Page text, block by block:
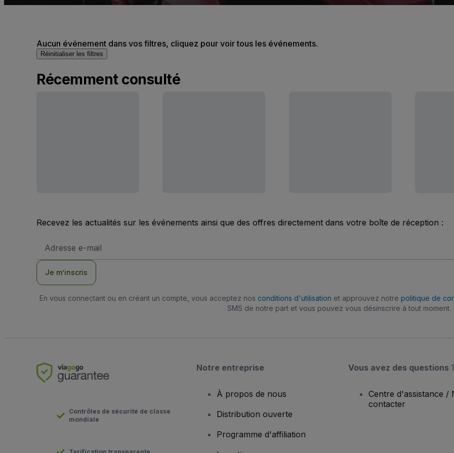
Aucun événement dans vos filtres, cliquez pour voir tous les événements.
Réinitialiser les filtres
Récemment consulté
Recevez les actualités sur les événements ainsi que des offres directement dans votre boîte de réception :
e-
Je m’inscris
En vous connectant ou en créant un compte, vous acceptez nos conditions d'utilisation et approuvez notre politique de
SMS de notre part et vous pouvez vous désinscrire à tout moment.
Contrôles de sécurité de classe
mondiale
Notre entreprise
À propos de nous
Distribution ouverte
Programme d'affiliation
Vous avez des questions
Centre d'assistance /
contacter